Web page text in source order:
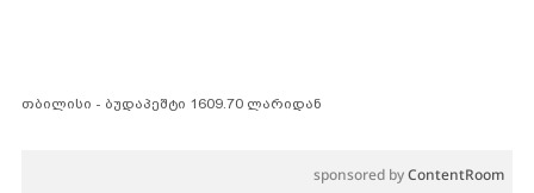
თბილისი - ბუდაპეშტი 1609.70 ლარიდან
sponsored byContentRoom